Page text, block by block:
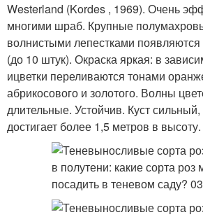
Westerland (Kordes , 1969). Очень
многими шраб. Крупные
волнистыми лепестками
(до 10 штук). Окраска яркая: в
ицветки переливаются тонами
абрикосового и золотого. Волны
длительные. Устойчив. Куст
достигает более 1,5 метров в высоту.